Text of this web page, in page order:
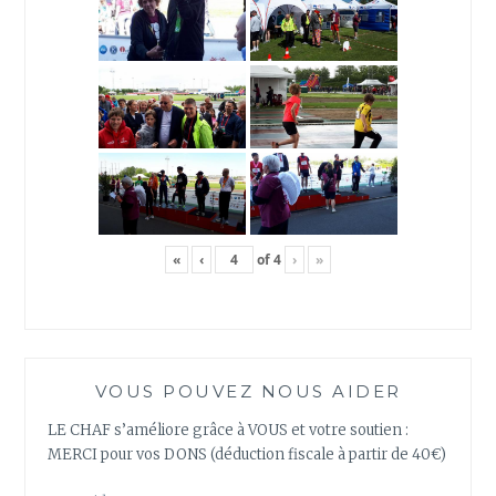
« ‹ of4 › »
VOUS POUVEZ NOUS AIDER
LE CHAF s’améliore grâce à VOUS et votre soutien :
MERCI pour vos DONS (déduction fiscale à partir de 40€)